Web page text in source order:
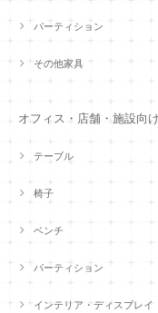
パーティション
その他家具
オフィス・店舗・施設向け
テーブル
椅子
ベンチ
パーティション
インテリア・ディスプレイ